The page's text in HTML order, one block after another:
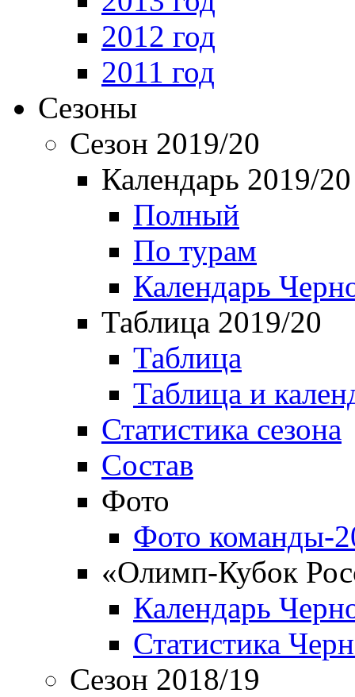
2012 год
2011 год
Сезоны
Сезон 2019/20
Календарь 2019/20
Полный
По турам
Календарь
Таблица 2019/20
Таблица
Таблица и
Статистика сезона
Состав
Фото
Фото команды-
«Олимп-Кубок
Календарь
Статистика
Сезон 2018/19